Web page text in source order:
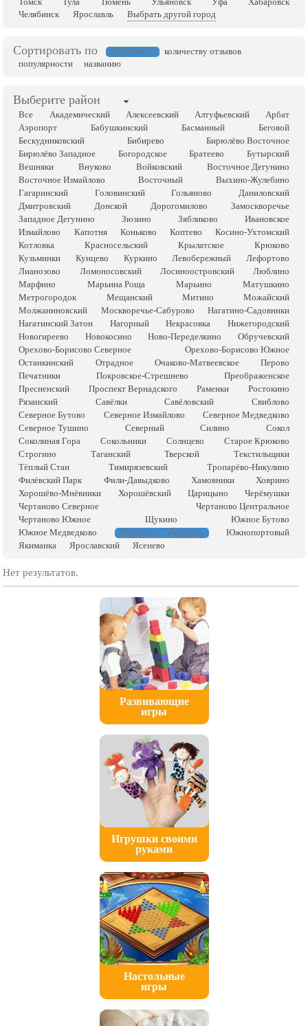
Челябинск
Ярославль Выбрать другой город
Сортировать по рейтингу
количеству отзывов
популярности
названию
Выберите район
Все Академический Алексеевский Алтуфьевский
Арбат
Аэропорт
Бабушкинский Басманный
Беговой
Бескудниковский
Бибирево
Бирюлёво Восточное
Бирюлёво Западное
Богородское Братеево
Бутырский
Вешняки
Внуково Войковский
Восточное Дегунино
Восточное Измайлово
Восточный
Выхино-Жулебино
Гагаринский
Головинский Гольяново
Даниловский
Дмитровский
Донской Дорогомилово
Замоскворечье
Западное Дегунино
Зюзино Зябликово
Ивановское
Измайлово
Капотня Коньково Коптево
Косино-Ухтомский
Котловка
Красносельский Крылатское
Крюково
Кузьминки
Кунцево Куркино Левобережный
Лефортово
Лианозово
Ломоносовский Лосиноостровский
Люблино
Марфино
Марьина Роща Марьино
Матушкино
Метрогородок
Мещанский Митино
Можайский
Молжаниновский
Москворечье-Сабурово
Нагатино-Садовники
Нагатинский Затон
Нагорный Некрасовка
Нижегородский
Новогиреево
Новокосино Ново-Переделкино
Обручевский
Орехово-Борисово Северное
Орехово-Борисово Южное
Останкинский
Отрадное Очаково-Матвеевское
Перово
Печатники
Покровское-Стрешнево
Преображенское
Пресненский
Проспект Вернадского Раменки
Ростокино
Рязанский
Савёлки Савёловский
Свиблово
Северное Бутово
Северное Измайлово
Северное Медведково
Северное Тушино
Северный Силино
Сокол
Соколиная Гора
Сокольники Солнцево
Старое Крюково
Строгино
Таганский Тверской
Текстильщики
Тёплый Стан
Тимирязевский
Тропарёво-Никулино
Филёвский Парк
Фили-Давыдково Хамовники
Ховрино
Хорошёво-Мнёвники
Хорошёвский Царицыно
Черёмушки
Чертаново Северное
Чертаново Центральное
Чертаново Южное
Щукино
Южное Бутово
Южное Медведково
Южное Тушино
Южнопортовый
Якиманка
Ярославский Ясенево
Нет результатов.
Развивающие
игры
Игрушки своими
руками
Настольные
игры